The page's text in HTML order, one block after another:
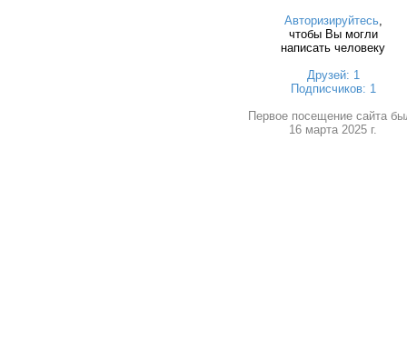
Авторизируйтесь,
чтобы Вы могли
написать человеку
Друзей: 1
Подписчиков: 1
Первое посещение сайта
16 марта 2025 г.